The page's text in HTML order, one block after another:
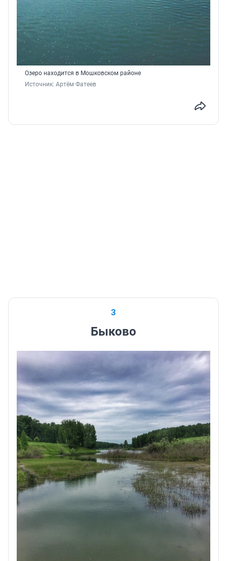
Озеро находится в Мошковском районе
Источник: Артём Фатеев
3
Быково